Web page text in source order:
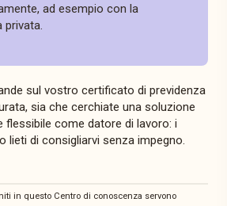
ad esempio con la
privata.
sul vostro certificato di previdenza
sia che cerchiate una soluzione
flessibile come datore di lavoro: i
lieti di consigliarvi senza impegno.
in questo Centro di conoscenza servono